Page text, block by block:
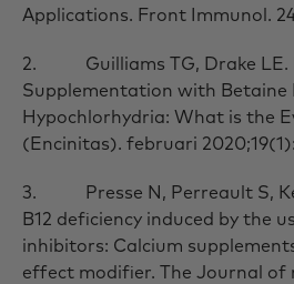
Applications. Front Immunol.
2. Guilliams TG, Drake LE.
Supplementation with Betaine
Hypochlorhydria: What is the
(Encinitas). februari
3. Presse N, Perreault S,
B12 deficiency induced by the
inhibitors: Calcium
effect modifier. The Journal